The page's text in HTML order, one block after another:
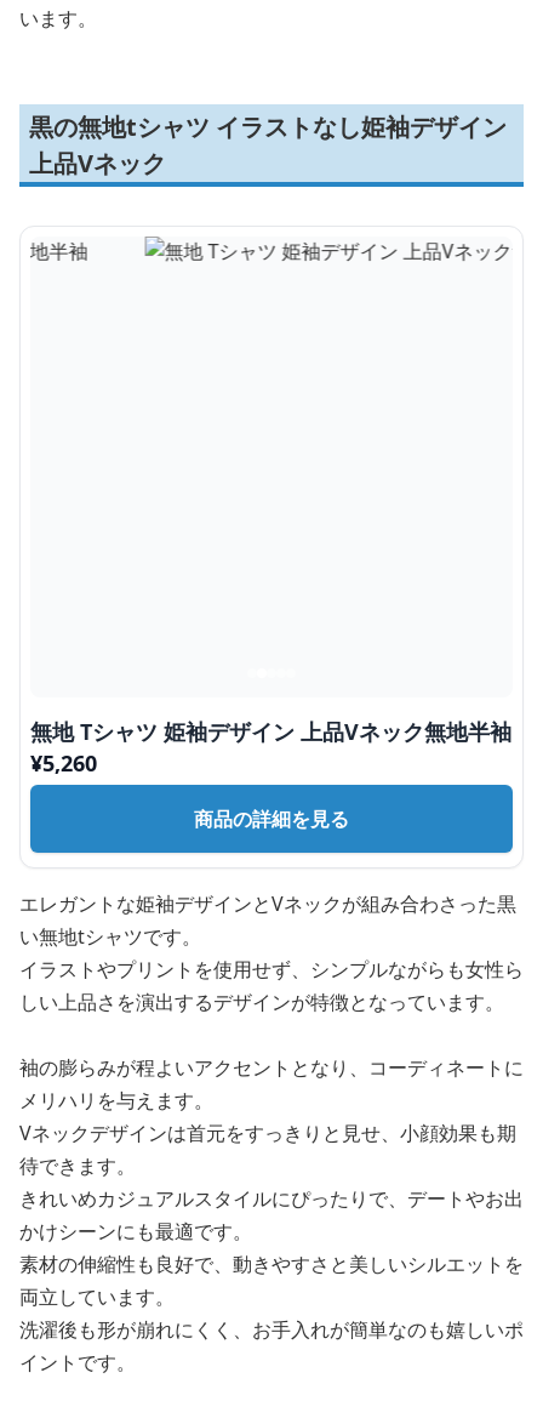
います。
黒の無地tシャツ イラストなし姫袖デザイン
上品Vネック
無地 Tシャツ 姫袖デザイン 上品Vネック無地半袖
¥5,260
商品の詳細を見る
エレガントな姫袖デザインとVネックが組み合わさった黒
い無地tシャツです。
イラストやプリントを使用せず、シンプルながらも女性ら
しい上品さを演出するデザインが特徴となっています。
袖の膨らみが程よいアクセントとなり、コーディネートに
メリハリを与えます。
Vネックデザインは首元をすっきりと見せ、小顔効果も期
待できます。
きれいめカジュアルスタイルにぴったりで、デートやお出
かけシーンにも最適です。
素材の伸縮性も良好で、動きやすさと美しいシルエットを
両立しています。
洗濯後も形が崩れにくく、お手入れが簡単なのも嬉しいポ
イントです。